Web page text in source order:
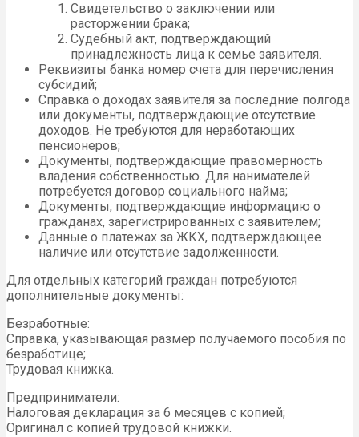
Свидетельство о заключении или
расторжении брака;
Судебный акт, подтверждающий
принадлежность лица к семье заявителя.
Реквизиты банка номер счета для перечисления
субсидий;
Справка о доходах заявителя за последние полгода
или документы, подтверждающие отсутствие
доходов. Не требуются для неработающих
пенсионеров;
Документы, подтверждающие правомерность
владения собственностью. Для нанимателей
потребуется договор социального найма;
Документы, подтверждающие информацию о
гражданах, зарегистрированных с заявителем;
Данные о платежах за ЖКХ, подтверждающее
наличие или отсутствие задолженности.
Для отдельных категорий граждан потребуются
дополнительные документы:
Безработные:
Справка, указывающая размер получаемого пособия по
безработице;
Трудовая книжка.
Предприниматели:
Налоговая декларация за 6 месяцев с копией;
Оригинал с копией трудовой книжки.